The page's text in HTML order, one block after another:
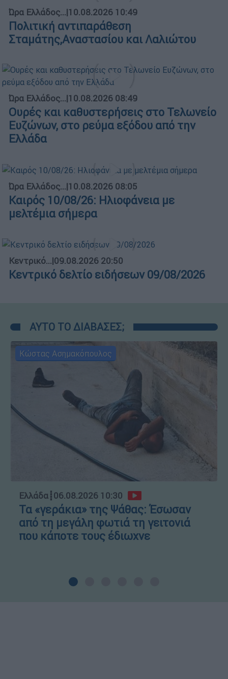
Ώρα Ελλάδος...|10.08.2026 10:49
Πολιτική αντιπαράθεση
Σταμάτης,Αναστασίου και Λαλιώτου
Ώρα Ελλάδος...|10.08.2026 08:49
Ουρές και καθυστερήσεις στο Τελωνείο
Ευζώνων, στο ρεύμα εξόδου από την
Ελλάδα
Ώρα Ελλάδος...|10.08.2026 08:05
Καιρός 10/08/26: Ηλιοφάνεια με
μελτέμια σήμερα
Κεντρικό...|09.08.2026 20:50
Κεντρικό δελτίο ειδήσεων 09/08/2026
ΑΥΤΟ ΤΟ ΔΙΑΒΑΣΕΣ;
Κώστας Ασημακόπουλος
Ελλάδα┋06.08.2026 10:30
Τα «γεράκια» της Ψάθας: Έσωσαν
από τη μεγάλη φωτιά τη γειτονιά
που κάποτε τους έδιωχνε